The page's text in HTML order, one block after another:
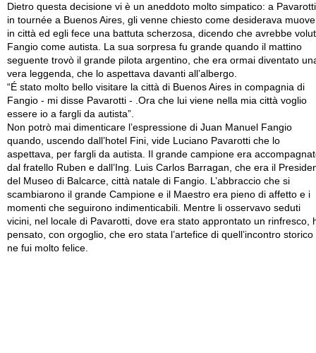
Dietro questa decisione vi è un aneddoto molto simpatico: a
in tournée a Buenos Aires, gli venne chiesto come desiderava
in città ed egli fece una battuta scherzosa, dicendo che avrebbe
Fangio come autista. La sua sorpresa fu grande quando il mattino
seguente trovò il grande pilota argentino, che era ormai diventato
vera leggenda, che lo aspettava davanti all’albergo.
“É stato molto bello visitare la città di Buenos Aires in compagnia di
Fangio - mi disse Pavarotti - .Ora che lui viene nella mia città voglio
essere io a fargli da autista”.
Non potrò mai dimenticare l’espressione di Juan Manuel Fangio
quando, uscendo dall’hotel Fini, vide Luciano Pavarotti che lo
aspettava, per fargli da autista. Il grande campione era
dal fratello Ruben e dall’Ing. Luis Carlos Barragan, che era il
del Museo di Balcarce, città natale di Fangio. L’abbraccio che si
scambiarono il grande Campione e il Maestro era pieno di affetto e i
momenti che seguirono indimenticabili. Mentre li osservavo seduti
vicini, nel locale di Pavarotti, dove era stato approntato un rinfresco,
pensato, con orgoglio, che ero stata l’artefice di quell’incontro storico
ne fui molto felice.